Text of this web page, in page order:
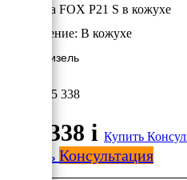
Onis Visa FOX P21 S в кожухе
Исполнение: В кожухе
16 кВт/Дизель
865 338
865 338 i Купить
Купить Консультация